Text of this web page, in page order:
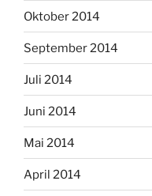
Oktober 2014
September 2014
Juli 2014
Juni 2014
Mai 2014
April 2014